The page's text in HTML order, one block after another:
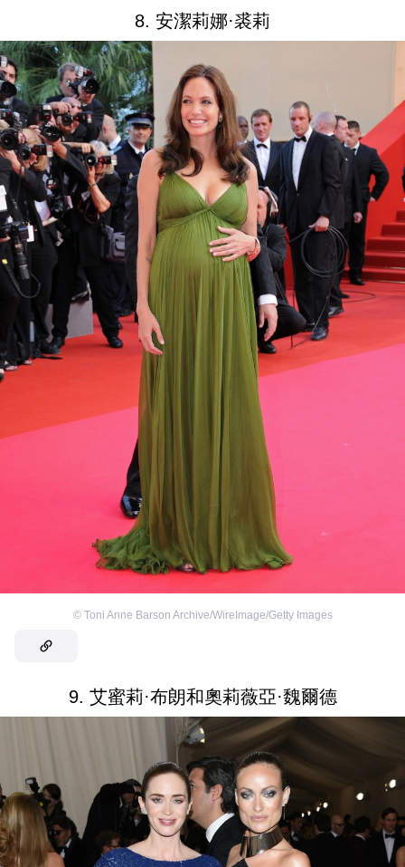
8. 安潔莉娜·裘莉
© Toni Anne Barson Archive/WireImage/Getty Images
9. 艾蜜莉·布朗和奧莉薇亞·魏爾德